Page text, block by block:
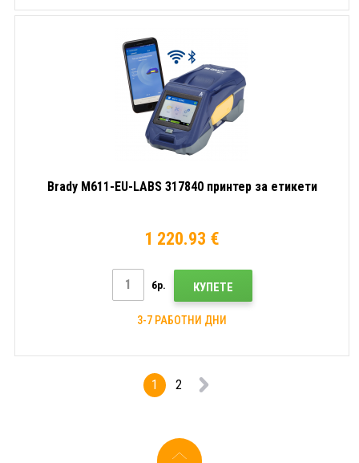
Brady M611-EU-LABS 317840 принтер за етикети
1 220.93 €
бр. КУПЕТЕ
3-7 РАБОТНИ ДНИ
1 2